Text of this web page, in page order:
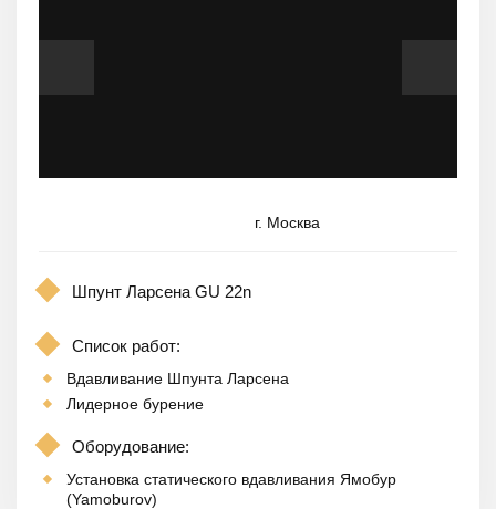
г. Москва
Шпунт Ларсена GU 22n
Список работ:
Вдавливание Шпунта Ларсена
Лидерное бурение
Оборудование:
Установка статического вдавливания Ямобур
(Yamoburov)